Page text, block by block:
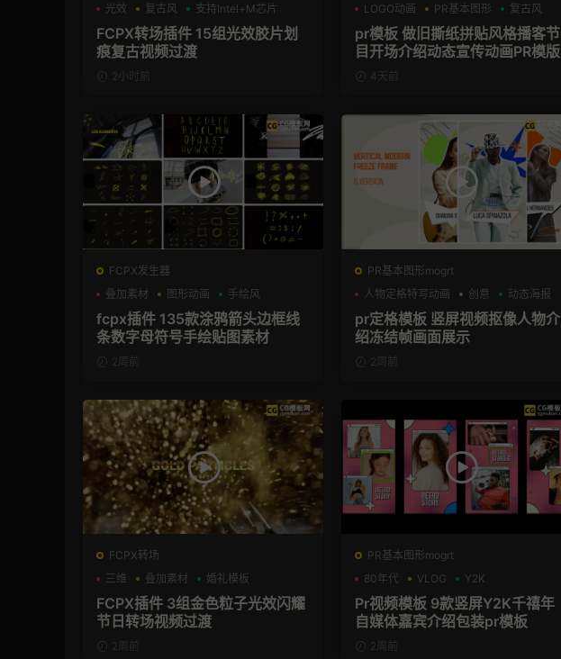
光效
复古风 支持Intel+M芯片
FCPX转场插件 15组光效胶片划
痕复古视频过渡
2小时前
LOGO动画
PR基本图形 复古风
pr模板 做旧撕纸拼贴风格播客节
目开场介绍动态宣传动画PR模版
4天前
FCPX发生器
叠加素材
图形动画 手绘风
fcpx插件 135款涂鸦箭头边框线
条数字母符号手绘贴图素材
2周前
PR基本图形mogrt
人物定格特写动画
创意 动态海报
pr定格模板 竖屏视频抠像人物介
绍冻结帧画面展示
2周前
FCPX转场
三维
叠加素材 婚礼模板
FCPX插件 3组金色粒子光效闪耀
节日转场视频过渡
2周前
PR基本图形mogrt
80年代
VLOG Y2K
Pr视频模板 9款竖屏Y2K千禧年
自媒体嘉宾介绍包装pr模板
2周前